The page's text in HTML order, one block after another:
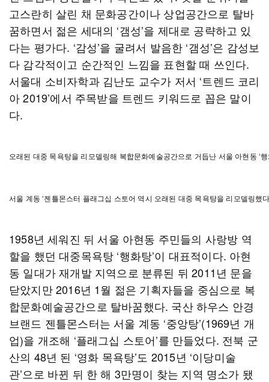
고스란히 살린 채 문화공간이나 상업공간으로 탈바
꿈하면서 젊은 세대의 ‘갬성’을 제대로 공략하고 있
다는 평가다. ‘감성’을 굴려서 발음한 ‘갬성’은 감성보
다 감각적이고 순간적인 느낌을 표현할 때 쓰인다.
서울대 소비자학과 김난도 교수가 저서 ‘트렌드 코리
아 2019’에서 주목받을 트렌드 키워드로 꼽은 말이
다.
오래된 대중 목욕탕을 리모델링해 복합문화예술공간으로 거듭난 서울 아현동 ‘행
서울 계동 ‘젠틀몬스터 플래그십 스토어 역시 오래된 대중 목욕탕을 리모델링했
1958년 세워진 뒤 서울 아현동 주민들의 사랑방 역
할을 했던 대중목욕탕 ‘행화탕’이 대표적이다. 아현
동 일대가 재개발 지역으로 분류된 뒤 2011년 문을
닫았지만 2016년 1월 젊은 기획자들을 중심으로 복
합문화예술공간으로 탈바꿈했다. 국산 하우스 안경
브랜드 젠틀몬스터는 서울 계동 ‘중앙탕’(1969년 개
업)을 개조해 ‘플래그십 스토어’를 만들었다. 전북 군
산의 48년 된 ‘영화 목욕탕’도 2015년 ‘이당미술
관’으로 바뀐 뒤 한 해 3만명이 찾는 지역 명소가 됐